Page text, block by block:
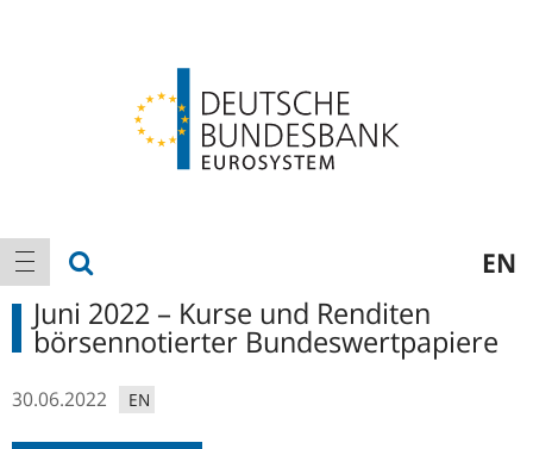
Hauptnavigation
Navigation anzeigen EN
Juni 2022 – Kurse und Renditen
börsennotierter Bundeswertpapiere
30.06.2022 EN